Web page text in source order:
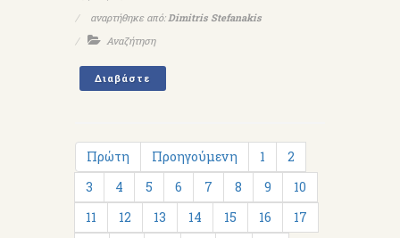
αναρτήθηκε από:Dimitris Stefanakis
Αναζήτηση
Διαβάστε
Πρώτη Προηγούμενη 1
2
3
4 5 6 7 8 9
10
11
12 13 14 15 16
17